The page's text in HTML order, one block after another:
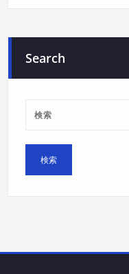
Search